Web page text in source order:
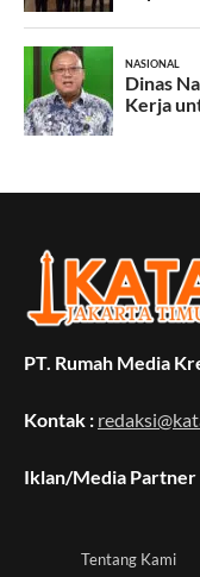
PT. Rumah Media
Kontak :
Iklan/Media Partner
Tentang Kami